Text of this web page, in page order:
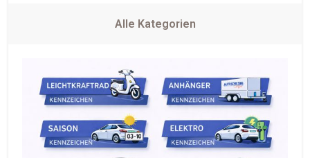
Alle Kategorien